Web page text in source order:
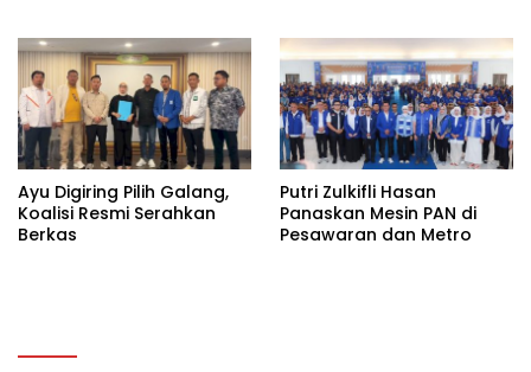
Ayu Digiring Pilih Galang,
Koalisi Resmi Serahkan
Berkas
Putri Zulkifli Hasan
Panaskan Mesin PAN di
Pesawaran dan Metro